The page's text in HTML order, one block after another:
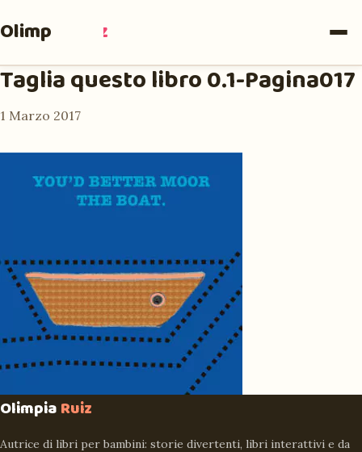
Olimpia Ruiz
Taglia questo libro 0.1-Pagina017
1 Marzo 2017
OlimpiaRuiz
Autrice di libri per bambini: storie divertenti, libri interattivi e da